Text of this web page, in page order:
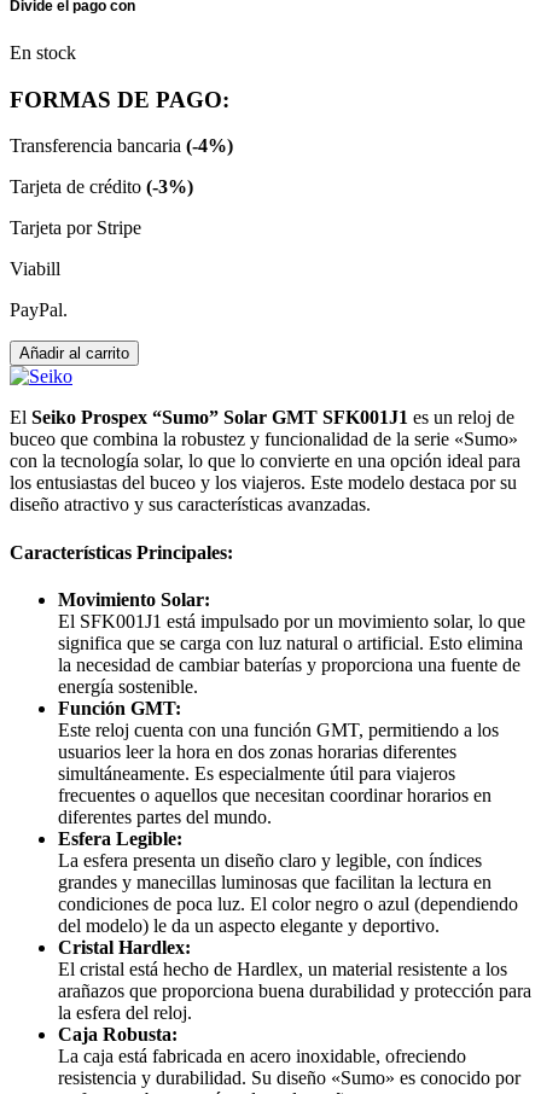
En stock
FORMAS DE PAGO:
Transferencia bancaria (-4%)
Tarjeta de crédito (-3%)
Tarjeta por Stripe
Viabill
PayPal.
Seiko
Prospex
Solar
GMT
SFK001J1
cantidad
Añadir al carrito
El Seiko Prospex “Sumo” Solar GMT SFK001J1 es un reloj de
buceo que combina la robustez y funcionalidad de la serie «Sumo»
con la tecnología solar, lo que lo convierte en una opción ideal para
los entusiastas del buceo y los viajeros. Este modelo destaca por su
diseño atractivo y sus características avanzadas.
Características Principales:
Movimiento Solar:
El SFK001J1 está impulsado por un movimiento solar, lo que
significa que se carga con luz natural o artificial. Esto elimina
la necesidad de cambiar baterías y proporciona una fuente de
energía sostenible.
Función GMT:
Este reloj cuenta con una función GMT, permitiendo a los
usuarios leer la hora en dos zonas horarias diferentes
simultáneamente. Es especialmente útil para viajeros
frecuentes o aquellos que necesitan coordinar horarios en
diferentes partes del mundo.
Esfera Legible:
La esfera presenta un diseño claro y legible, con índices
grandes y manecillas luminosas que facilitan la lectura en
condiciones de poca luz. El color negro o azul (dependiendo
del modelo) le da un aspecto elegante y deportivo.
Cristal Hardlex:
El cristal está hecho de Hardlex, un material resistente a los
arañazos que proporciona buena durabilidad y protección para
la esfera del reloj.
Caja Robusta:
La caja está fabricada en acero inoxidable, ofreciendo
resistencia y durabilidad. Su diseño «Sumo» es conocido por